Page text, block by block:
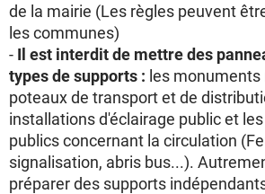
de la mairie (Les règles peuvent
les communes)
- Il est interdit de mettre des
types de supports : les
poteaux de transport et de
installations d'éclairage public et
publics concernant la circulation
signalisation, abris bus...).
préparer des supports